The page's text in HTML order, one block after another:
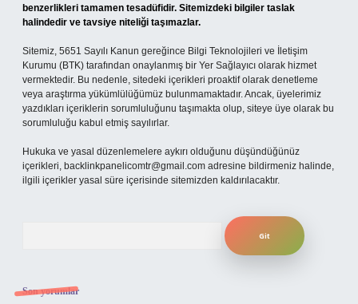
benzerlikleri tamamen tesadüfidir. Sitemizdeki bilgiler taslak
halindedir ve tavsiye niteliği taşımazlar.
Sitemiz, 5651 Sayılı Kanun gereğince Bilgi Teknolojileri ve İletişim
Kurumu (BTK) tarafından onaylanmış bir Yer Sağlayıcı olarak hizmet
vermektedir. Bu nedenle, sitedeki içerikleri proaktif olarak denetleme
veya araştırma yükümlülüğümüz bulunmamaktadır. Ancak, üyelerimiz
yazdıkları içeriklerin sorumluluğunu taşımakta olup, siteye üye olarak bu
sorumluluğu kabul etmiş sayılırlar.
Hukuka ve yasal düzenlemelere aykırı olduğunu düşündüğünüz
içerikleri, backlinkpanelicomtr@gmail.com adresine bildirmeniz halinde,
ilgili içerikler yasal süre içerisinde sitemizden kaldırılacaktır.
Son yorumlar